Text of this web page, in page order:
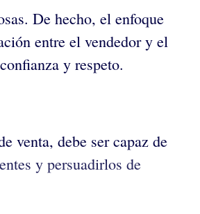
De hecho, el enfoque
entre el vendedor y el
y respeto.
venta, debe ser capaz de
y persuadirlos de